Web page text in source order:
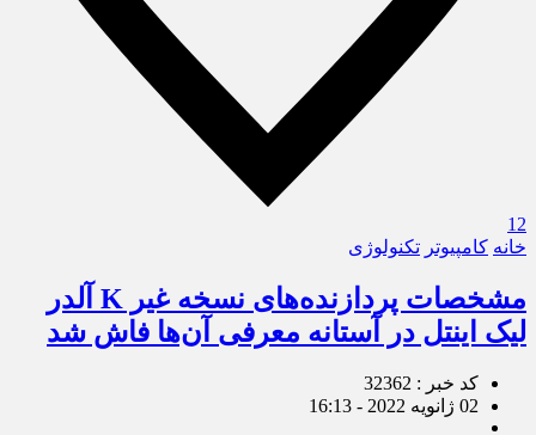
12
خانه کامپیوتر تکنولوژی
مشخصات پردازنده‌های نسخه غیر K آلدر
لیک اینتل در آستانه معرفی آن‌ها فاش شد
کد خبر : 32362
02 ژانویه 2022 - 16:13